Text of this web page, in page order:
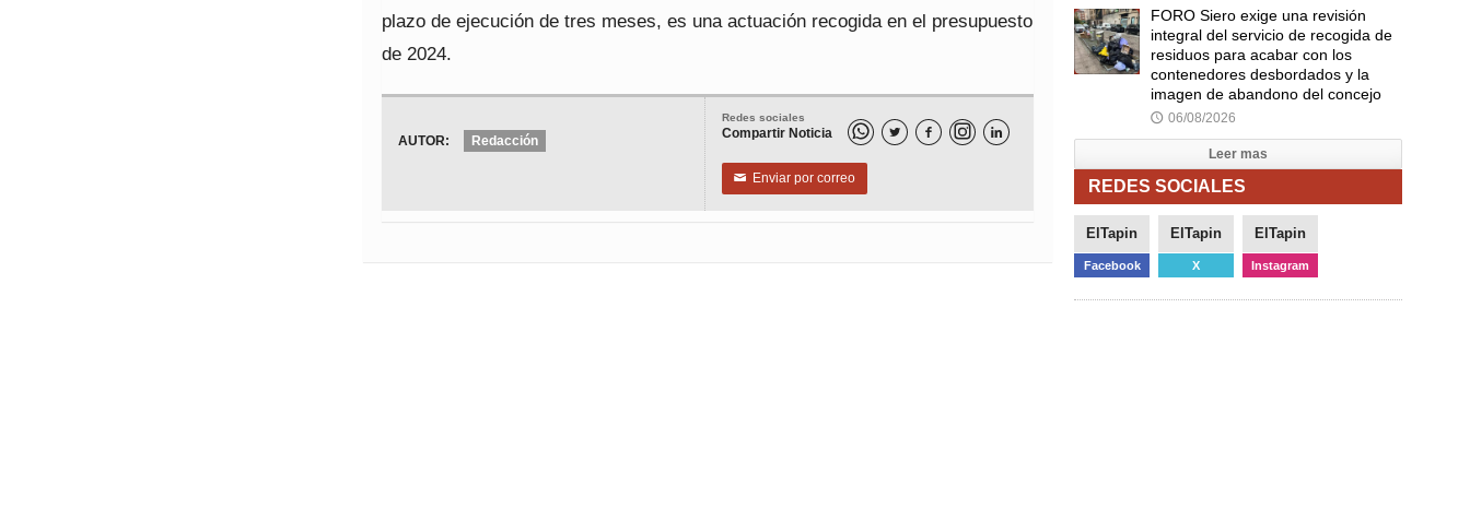
plazo de ejecución de tres meses, es una actuación recogida en el presupuesto
de 2024.
Redes sociales
Compartir Noticia   
✉ Enviar por correo
AUTOR: Redacción
FORO Siero exige una revisión
integral del servicio de recogida de
residuos para acabar con los
contenedores desbordados y la
imagen de abandono del concejo
🕔 06/08/2026
Leer mas
REDES SOCIALES
ElTapin
Facebook
ElTapin
X
ElTapin
Instagram